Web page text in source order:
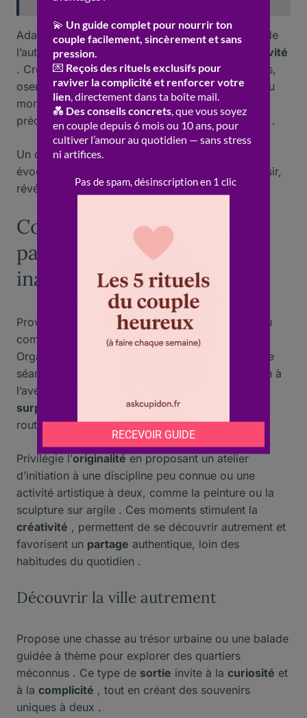
Adapter chaqueactivité à tes envies et à celles de
l’autre permet de nourrir le
créativité
. Créer une bucket list à deux, se lancer des défis,
oser l’aventure ou ladétente selon les besoins du
moment, tout contribue à forger des souvenirs
précieux et à entretenir leplaisird’être ensemble .
Un couple ayant testé un shooting photo boudoir
évoque souvent un regain de confiance et de désir,
révélant une complicité inattendue .
Comment surprendre son
partenaire avec des loisirs
inattendus ?
Provoquer l’ étonnementpar dessorties
hors du
commun réveille l’enthousiasmedu
Organise une visite nocturne d’un lieu insolite, une
séance de cinéma en plein air ou une dégustation à
l’aveugle . Ces expériences créent un effet de
surprise
et renforcent laconnexion
routine habituelle .
Privilégie l’originalitéen proposant un atelier
d’initiation à une discipline peu connue ou une
activité artistique à deux, comme la peinture ou la
sculpture sur argile . Ces moments stimulent la
créativité , permettent de se découvrir autrement et
favorisent un partage authentique, loin des
habitudes du quotidien .
Découvrir la ville autrement
Propose une chasse au trésor urbaine ou une balade
guidée à thème pour explorer des quartiers
méconnus . Ce type de sortie invite à la curiosité et
à la complicité , tout en créant des souvenirs
uniques à deux .